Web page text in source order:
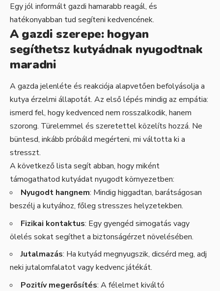
Egy jól informált gazdi hamarabb reagál, és
hatékonyabban tud segíteni kedvencének.
A gazdi szerepe: hogyan
segíthetsz kutyádnak nyugodtnak
maradni
A gazda jelenléte és reakciója alapvetően befolyásolja a
kutya érzelmi állapotát. Az első lépés mindig az empátia:
ismerd fel, hogy kedvenced nem rosszalkodik, hanem
szorong. Türelemmel és szeretettel közelíts hozzá. Ne
büntesd, inkább próbáld megérteni, mi váltotta ki a
stresszt.
A következő lista segít abban, hogy miként
támogathatod kutyádat nyugodt környezetben:
Nyugodt hangnem: Mindig higgadtan, barátságosan
beszélj a kutyához, főleg stresszes helyzetekben.
Fizikai kontaktus: Egy gyengéd simogatás vagy
ölelés sokat segíthet a biztonságérzet növelésében.
Jutalmazás: Ha kutyád megnyugszik, dicsérd meg, adj
neki jutalomfalatot vagy kedvenc játékát.
Pozitív megerősítés: A félelmet kiváltó